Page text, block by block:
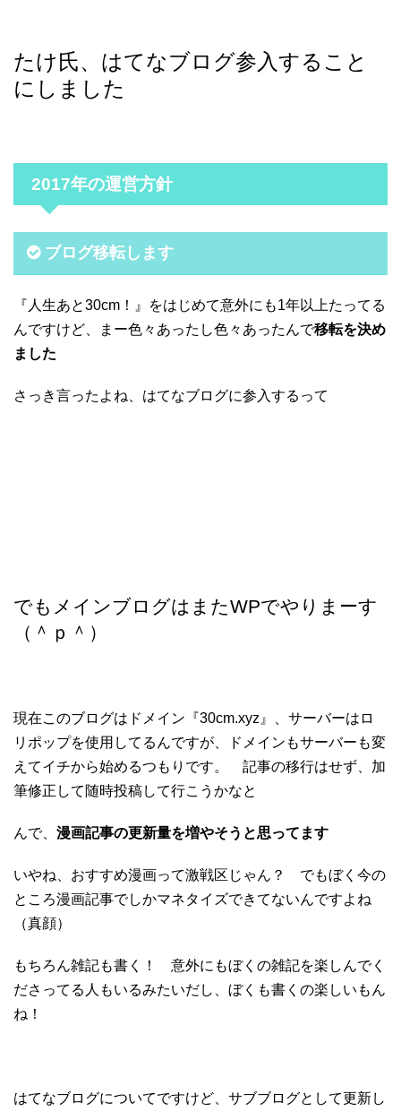
たけ氏、はてなブログ参入すること
にしました
2017年の運営方針
ブログ移転します
『人生あと30cm！』をはじめて意外にも1年以上たってる
んですけど、まー色々あったし色々あったんで移転を決め
ました
さっき言ったよね、はてなブログに参入するって
でもメインブログはまたWPでやりまーす
（＾ｐ＾）
現在このブログはドメイン『30cm.xyz』、サーバーはロ
リポップを使用してるんですが、ドメインもサーバーも変
えてイチから始めるつもりです。 記事の移行はせず、加
筆修正して随時投稿して行こうかなと
んで、 漫画記事の更新量を増やそうと思ってます
いやね、おすすめ漫画って激戦区じゃん？ でもぼく今の
ところ漫画記事でしかマネタイズできてないんですよね
（真顔）
もちろん雑記も書く！ 意外にもぼくの雑記を楽しんでく
ださってる人もいるみたいだし、ぼくも書くの楽しいもん
ね！
はてなブログについてですけど、サブブログとして更新し